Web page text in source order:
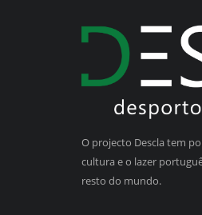
O projecto Descla tem
cultura e o lazer
resto do mundo.